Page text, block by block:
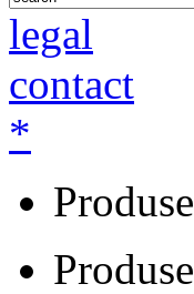
legal
contact
*
Produse
Produse